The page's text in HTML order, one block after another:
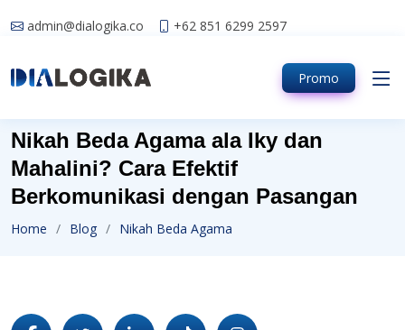
admin@dialogika.co +62 851 6299 2597
Promo
Nikah Beda Agama ala Iky dan
Mahalini? Cara Efektif
Berkomunikasi dengan Pasangan
Home Blog Nikah Beda Agama